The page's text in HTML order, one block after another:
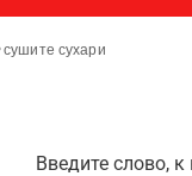
сушите сухари
Введите слово,